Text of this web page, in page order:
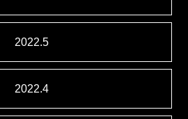
2022.5
2022.4